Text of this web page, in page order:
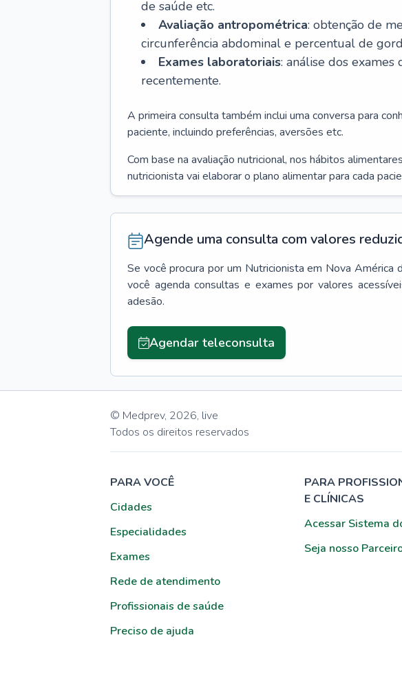
de saúde etc.
Avaliação antropométrica: obtenção de
circunferência abdominal e percentual de
Exames laboratoriais: análise dos exames
recentemente.
A primeira consulta também inclui uma conversa para
paciente, incluindo preferências, aversões etc.
Com base na avaliação nutricional, nos hábitos
nutricionista vai elaborar o plano alimentar para cada
Agende uma consulta com valores
Se você procura por um Nutricionista em Nova América
você agenda consultas e exames por valores
adesão.
Agendar teleconsulta
© Medprev, 2026, live
Todos os direitos reservados
PARA VOCÊ
Cidades
Especialidades
Exames
Rede de atendimento
Profissionais de saúde
Preciso de ajuda
PARA
E CLÍNICAS
Acessar Sistema
Seja nosso